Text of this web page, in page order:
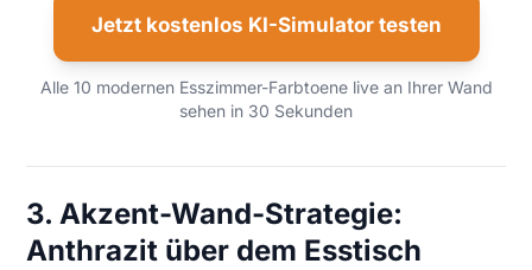
Jetzt kostenlos KI-Simulator testen
Alle 10 modernen Esszimmer-Farbtoene live an Ihrer Wand
sehen in 30 Sekunden
3. Akzent-Wand-Strategie:
Anthrazit über dem Esstisch